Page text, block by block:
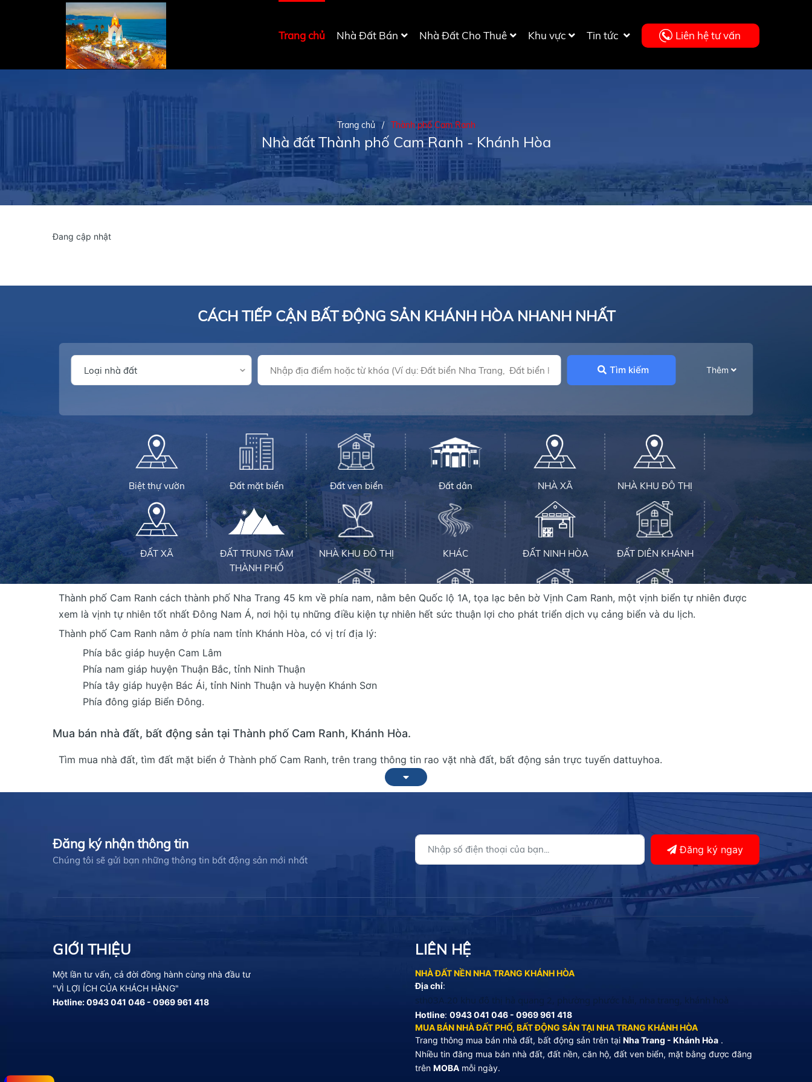
Trang chủ Nhà Đất Bán Nhà Đất Cho Thuê Khu vực Tin tức Liên hệ tư vấn
Trang chủ / Thành phố Cam Ranh
Nhà đất Thành phố Cam Ranh - Khánh Hòa
Đang cập nhật
CÁCH TIẾP CẬN BẤT ĐỘNG SẢN KHÁNH HÒA NHANH NHẤT
Tìm kiếm Thêm
Biệt thự vườn Đất mặt biển Đất ven biển Đất dân NHÀ XÃ NHÀ KHU ĐÔ THỊ
ĐẤT XÃ
ĐẤT TRUNG TÂM
THÀNH PHỐ
NHÀ KHU ĐÔ THỊ KHÁC ĐẤT NINH HÒA ĐẤT DIÊN KHÁNH
BIÊT THỰ
NHÀ PHỐ - TTTP NHA
TÒA CĂN HỘ CĂN HỘ - CHUNG CƯ
Thành phố Cam Ranh cách thành phố Nha Trang 45 km về phía nam, nằm bên Quốc lộ 1A, tọa lạc bên bờ Vịnh Cam Ranh, một vịnh biển tự nhiên được
xem là vịnh tự nhiên tốt nhất Đông Nam Á, nơi hội tụ những điều kiện tự nhiên hết sức thuận lợi cho phát triển dịch vụ cảng biển và du lịch.
Thành phố Cam Ranh nằm ở phía nam tỉnh Khánh Hòa, có vị trí địa lý:
Phía bắc giáp huyện Cam Lâm
Phía nam giáp huyện Thuận Bắc, tỉnh Ninh Thuận
Phía tây giáp huyện Bác Ái, tỉnh Ninh Thuận và huyện Khánh Sơn
Phía đông giáp Biển Đông.
Mua bán nhà đất, bất động sản tại Thành phố Cam Ranh, Khánh Hòa.
Tìm mua nhà đất, tìm đất mặt biển ở Thành phố Cam Ranh, trên trang thông tin rao vặt nhà đất, bất động sản trực tuyến dattuyhoa.
Đăng ký nhận thông tin
Chúng tôi sẽ gửi bạn những thông tin bất động sản mới nhất
Đăng ký ngay
GIỚI THIỆU
Một lần tư vấn, cả đời đồng hành cùng nhà đầu tư
"VÌ LỢI ÍCH CỦA KHÁCH HÀNG"
Hotline: 0943 041 046 - 0969 961 418
LIÊN HỆ
NHÀ ĐẤT NỀN NHA TRANG KHÁNH HÒA
Địa chỉ:
sth03A.20 khu đô thị hà quang 2, phường phước hải, nha trang, khánh hoà
Hotline: 0943 041 046 - 0969 961 418
MUA BÁN NHÀ ĐẤT PHỐ, BẤT ĐỘNG SẢN TẠI NHA TRANG KHÁNH HÒA
Trang thông mua bán nhà đất, bất động sản trên tại Nha Trang - Khánh Hòa .
Nhiều tin đăng mua bán nhà đất, đất nền, căn hộ, đất ven biển, mặt bằng được đăng
trên MOBA mỗi ngày.